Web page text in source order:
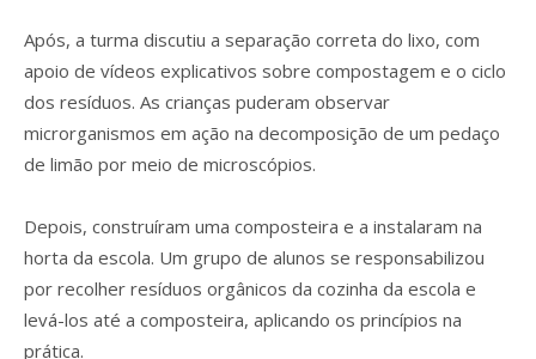
Após, a turma discutiu a separação correta do lixo, com
apoio de vídeos explicativos sobre compostagem e o ciclo
dos resíduos. As crianças puderam observar
microrganismos em ação na decomposição de um pedaço
de limão por meio de microscópios.
Depois, construíram uma composteira e a instalaram na
horta da escola. Um grupo de alunos se responsabilizou
por recolher resíduos orgânicos da cozinha da escola e
levá-los até a composteira, aplicando os princípios na
prática.